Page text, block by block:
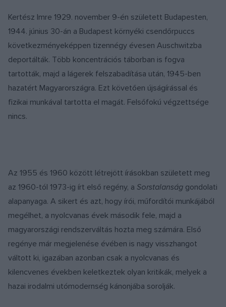
Kertész Imre 1929. november 9-én született Budapesten,
1944. június 30-án a Budapest környéki csendőrpuccs
következményeképpen tizennégy évesen Auschwitzba
deportálták. Több koncentrációs táborban is fogva
tartották, majd a lágerek felszabadítása után, 1945-ben
hazatért Magyarországra. Ezt követően újságírással és
fizikai munkával tartotta el magát. Felsőfokú végzettsége
nincs.
Az 1955 és 1960 között létrejött írásokban született meg
az 1960-tól 1973-ig írt első regény, a Sorstalanság gondolati
alapanyaga. A sikert és azt, hogy írói, műfordítói munkájából
megélhet, a nyolcvanas évek második fele, majd a
magyarországi rendszerváltás hozta meg számára. Első
regénye már megjelenése évében is nagy visszhangot
váltott ki, igazában azonban csak a nyolcvanas és
kilencvenes években keletkeztek olyan kritikák, melyek a
hazai irodalmi utómodernség kánonjába sorolják.